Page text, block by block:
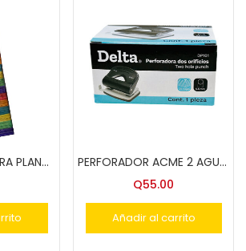
PALETAS DE MADERA PLANAS W-001C COL.ACME 150 U. PAQ.
PERFORADOR ACME 2 AGUJ. DP101 DELTA
Q55.00
Añadir al carrito